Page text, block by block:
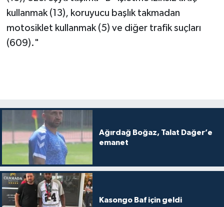
kullanmak (13), koruyucu başlık takmadan
motosiklet kullanmak (5) ve diğer trafik suçları
(609)."
Ağırdağ Boğaz, Talat Dağer’e
emanet
Kasongo Baf için geldi